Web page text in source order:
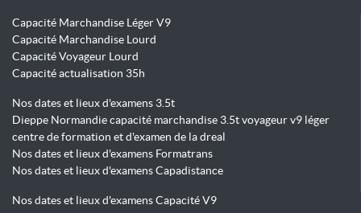
Capacité Marchandise Léger V9
Capacité Marchandise Lourd
Capacité Voyageur Lourd
Capacité actualisation 35h
Nos dates et lieux d'examens 3.5t
Dieppe Normandie capacité marchandise 3.5t voyageur v9 léger
centre de formation et d'examen de la dreal
Nos dates et lieux d'examens Formatrans
Nos dates et lieux d'examens Capadistance
Nos dates et lieux d'examens Capacité V9